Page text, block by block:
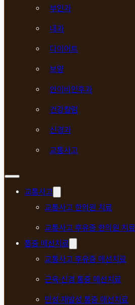
부인과
내과
다이어트
보양
안이비인후과
건강칼럼
신경과
교통사고
교통사고
교통사고 한의원 치료
교통사고 후유증 한의원 치료
통증 매선치료
교통사고 후유증 매선치료
근육·신경 통증 매선치료
만성·재발성 통증 매선치료